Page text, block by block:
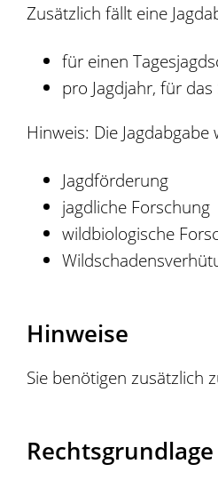
Zusätzlich fällt eine
für einen
pro Jagdjahr, für
Hinweis: Die
Jagdförderung
jagdliche Forschung
wildbiologische
Hinweise
Sie benötigen zusätzlich
Rechtsgrundlage